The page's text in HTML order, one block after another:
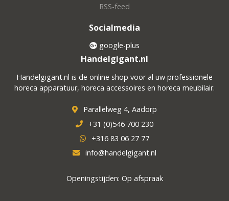
RSS-feed
Socialmedia
google-plus
Handelgigant.nl
Handelgigant.nl is de online shop voor al uw professionele
horeca apparatuur, horeca accessoires en horeca meubilair.
Parallelweg 4, Aadorp
+31 (0)546 700 230
+316 83 06 27 77
info@handelgigant.nl
Openingstijden: Op afspraak